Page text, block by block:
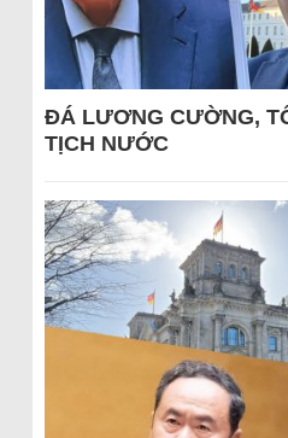
ĐÁ LƯƠNG CƯỜNG,
TỊCH NƯỚC